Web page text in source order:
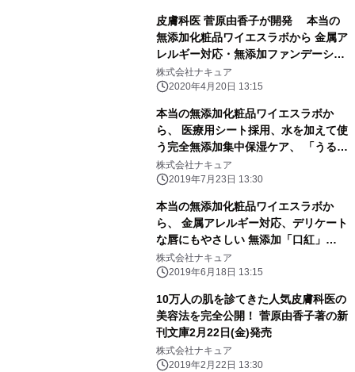
皮膚科医 菅原由香子が開発 本当の
無添加化粧品ワイエスラボから 金属ア
レルギー対応・無添加ファンデーショ
ンに 2020年4月20日(月)ライトピンク
新登場
株式会社ナキュア
2020年4月20日 13:15
本当の無添加化粧品ワイエスラボか
ら、 医療用シート採用、水を加えて使
う完全無添加集中保湿ケア、 「うるお
い肌シートマスク」2019年7月23日
(火)新発売。
株式会社ナキュア
2019年7月23日 13:30
本当の無添加化粧品ワイエスラボか
ら、 金属アレルギー対応、デリケート
な唇にもやさしい 無添加「口紅」
2019年6月18日(火)新発売。
株式会社ナキュア
2019年6月18日 13:15
10万人の肌を診てきた人気皮膚科医の
美容法を完全公開！ 菅原由香子著の新
刊文庫2月22日(金)発売
株式会社ナキュア
2019年2月22日 13:30